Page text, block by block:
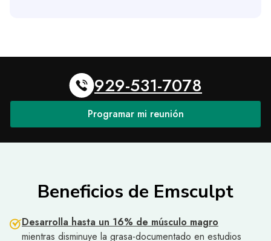
929-531-7078
Programar mi reunión
Beneficios de Emsculpt
Desarrolla hasta un 16% de músculo magro
mientras disminuye la grasa-documentado en estudios